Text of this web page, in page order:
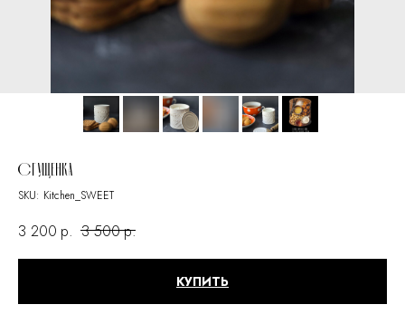
СГУЩЕНКА
SKU: Kitchen_SWEET
3 200 р. 3 500р.
КУПИТЬ